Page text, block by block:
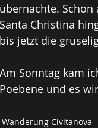
übernachte.
Santa Christina
bis jetzt die
Am Sonntag kam
Poebene und es
Wanderung Civitanova